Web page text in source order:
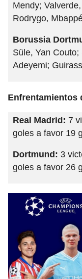
Mendy;
Rodrygo,
Borussia
Süle, Yan
Adeyemi;
Enfrentamientos
Real Madrid: 7
goles a favor 19
Dortmund: 3
goles a favor 26